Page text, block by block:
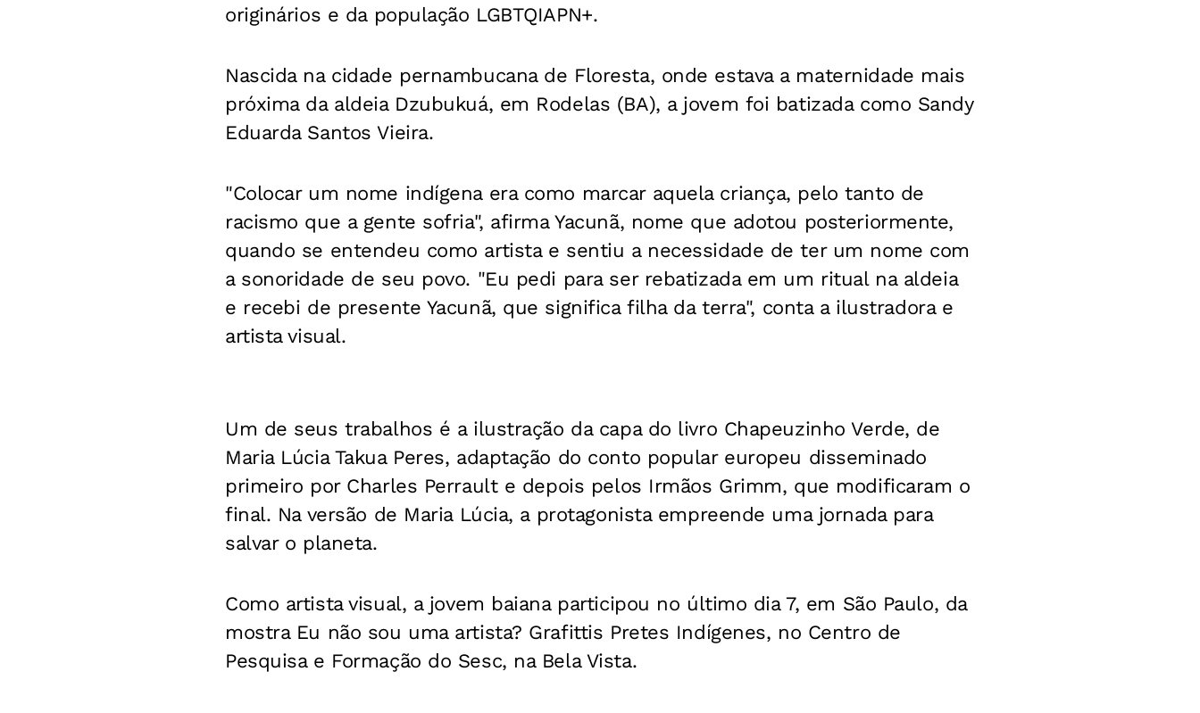
originários e da população LGBTQIAPN+.
Nascida na cidade pernambucana de Floresta, onde estava a maternidade mais
próxima da aldeia Dzubukuá, em Rodelas (BA), a jovem foi batizada como Sandy
Eduarda Santos Vieira.
"Colocar um nome indígena era como marcar aquela criança, pelo tanto de
racismo que a gente sofria", afirma Yacunã, nome que adotou posteriormente,
quando se entendeu como artista e sentiu a necessidade de ter um nome com
a sonoridade de seu povo. "Eu pedi para ser rebatizada em um ritual na aldeia
e recebi de presente Yacunã, que significa filha da terra", conta a ilustradora e
artista visual.
Um de seus trabalhos é a ilustração da capa do livro Chapeuzinho Verde, de
Maria Lúcia Takua Peres, adaptação do conto popular europeu disseminado
primeiro por Charles Perrault e depois pelos Irmãos Grimm, que modificaram o
final. Na versão de Maria Lúcia, a protagonista empreende uma jornada para
salvar o planeta.
Como artista visual, a jovem baiana participou no último dia 7, em São Paulo, da
mostra Eu não sou uma artista? Grafittis Pretes Indígenes, no Centro de
Pesquisa e Formação do Sesc, na Bela Vista.